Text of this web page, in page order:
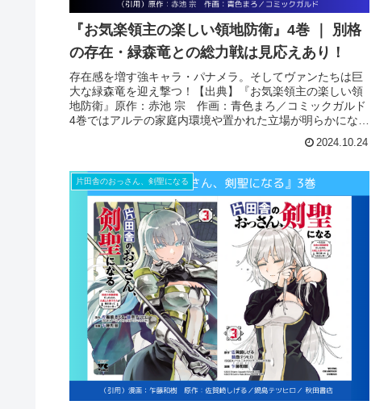
『お気楽領主の楽しい領地防衛』4巻 ｜ 別格
の存在・緑森竜との総力戦は見応えあり！
存在感を増す強キャラ・パナメラ。そしてヴァンたちは巨
大な緑森竜を迎え撃つ！【出典】『お気楽領主の楽しい領
地防衛』原作：赤池 宗 作画：青色まろ／コミックガルド
4巻ではアルテの家庭内環境や置かれた立場が明らかにな
2024.10.24
片田舎のおっさん、剣聖になる